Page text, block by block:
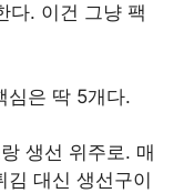
다. 이건 그냥 팩
심은 딱 5개다.
생선 위주로. 매
대신 생선구이